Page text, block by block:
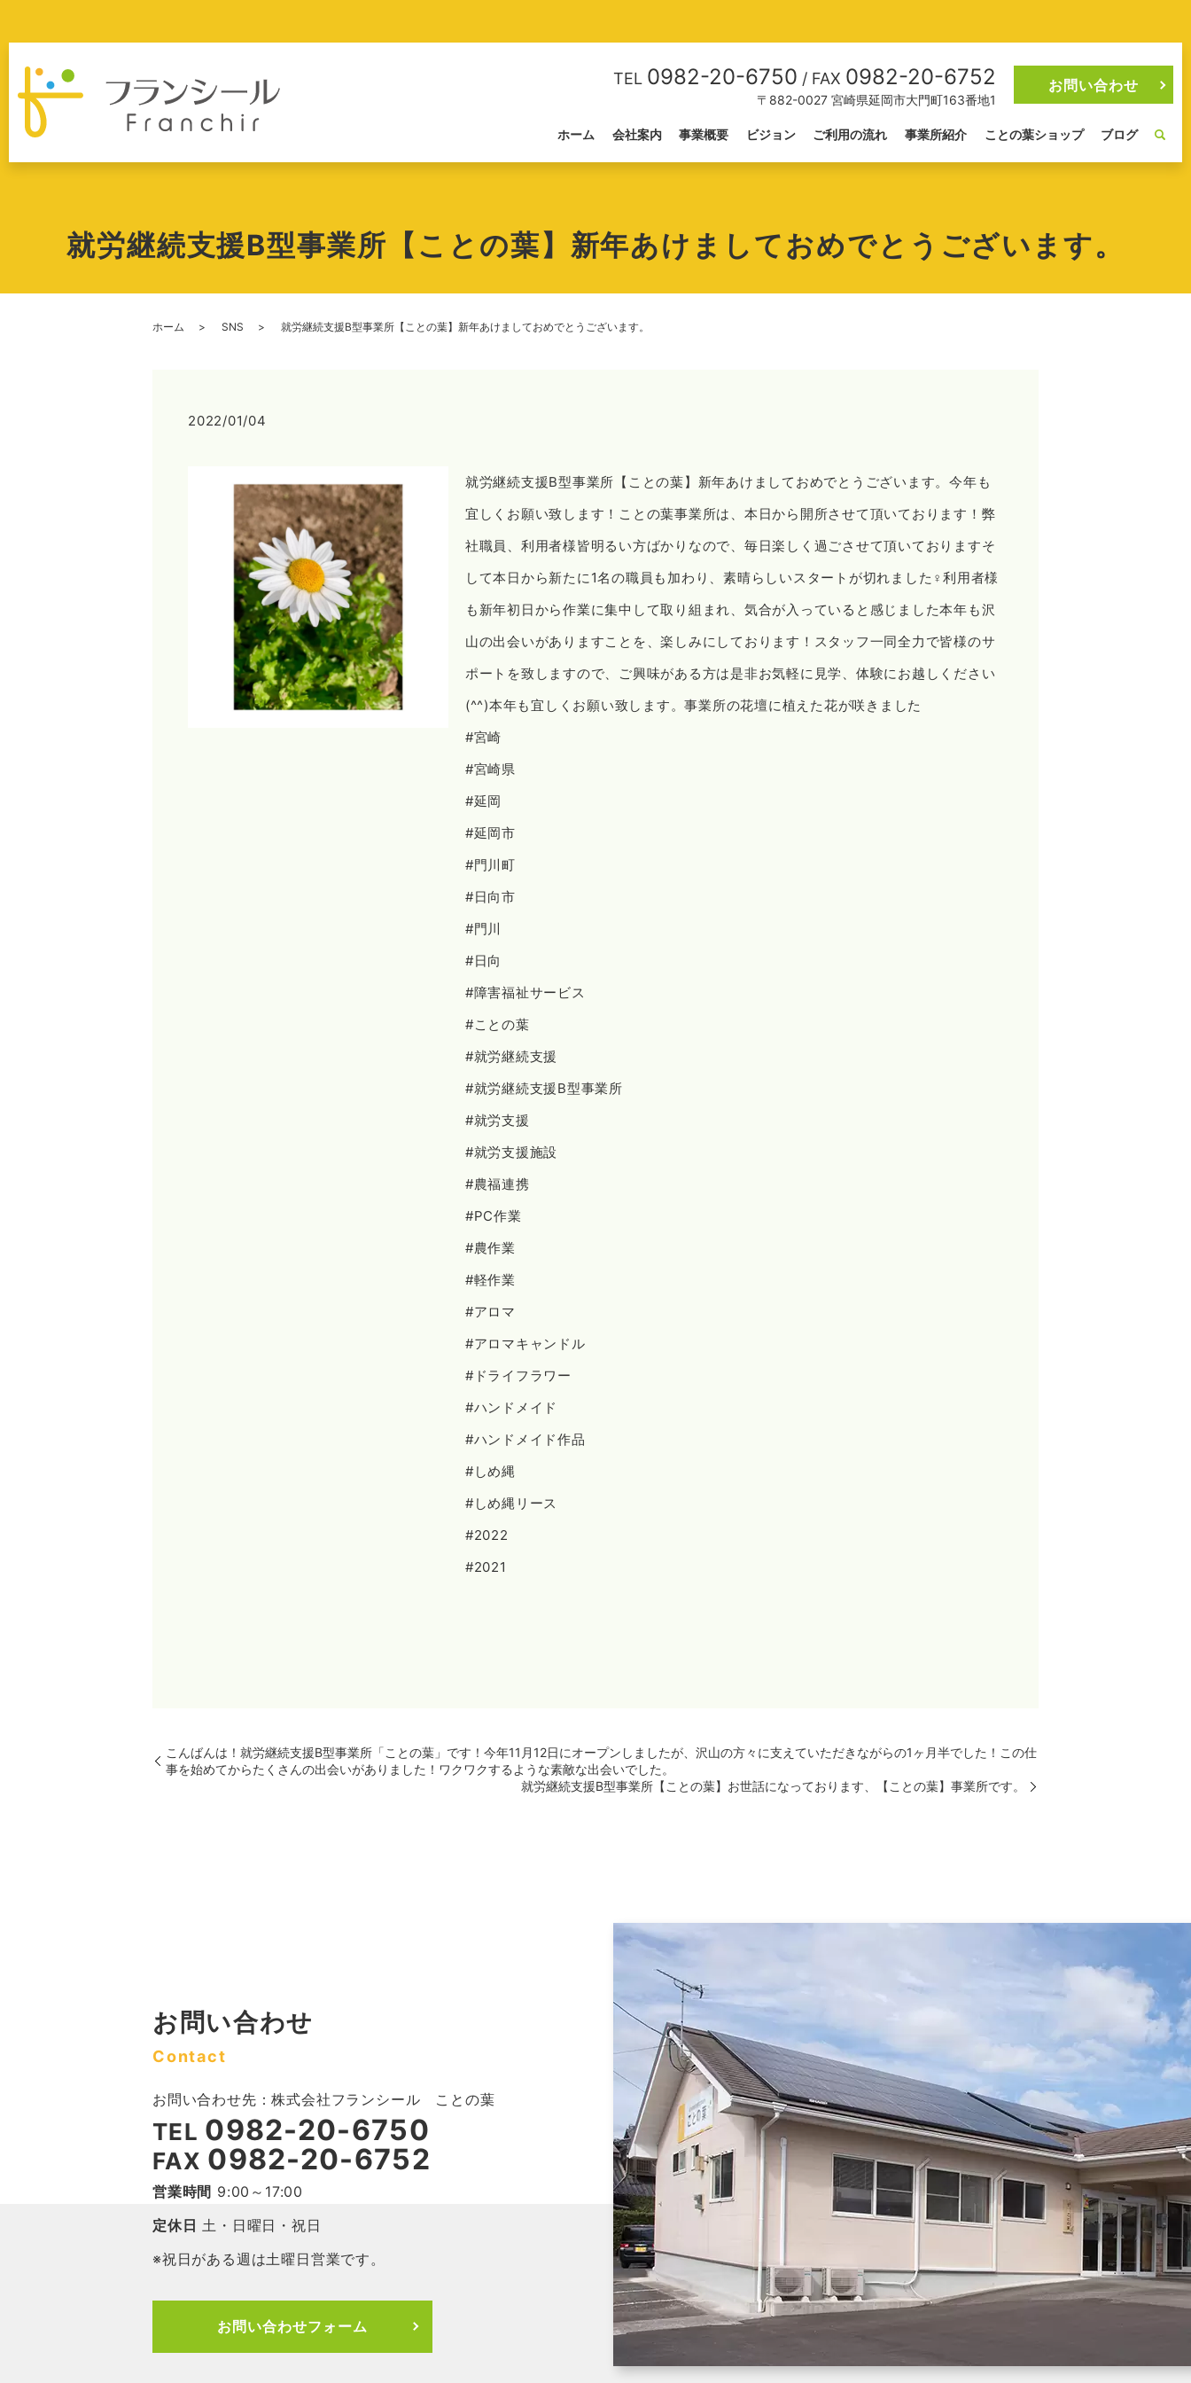
ホーム 会社案内 事業概要 ビジョン ご利用の流れ 事業所紹介 ことの葉ショップ ブログ
TEL 0982-20-6750 / FAX 0982-20-6752
〒882-0027 宮崎県延岡市大門町163番地1
お問い合わせ
就労継続支援B型事業所【ことの葉】新年あけましておめでとうございます。
ホーム SNS 就労継続支援B型事業所【ことの葉】新年あけましておめでとうございます。
2022/01/04
就労継続支援B型事業所【ことの葉】新年あけましておめでとうございます。今年も
宜しくお願い致します！ことの葉事業所は、本日から開所させて頂いております！弊
社職員、利用者様皆明るい方ばかりなので、毎日楽しく過ごさせて頂いておりますそ
して本日から新たに1名の職員も加わり、素晴らしいスタートが切れました‍♀️利用者様
も新年初日から作業に集中して取り組まれ、気合が入っていると感じました本年も沢
山の出会いがありますことを、楽しみにしております！スタッフ一同全力で皆様のサ
ポートを致しますので、ご興味がある方は是非お気軽に見学、体験にお越しください
(^^)本年も宜しくお願い致します。事業所の花壇に植えた花が咲きました
#宮崎
#宮崎県
#延岡
#延岡市
#門川町
#日向市
#門川
#日向
#障害福祉サービス
#ことの葉
#就労継続支援
#就労継続支援B型事業所
#就労支援
#就労支援施設
#農福連携
#PC作業
#農作業
#軽作業
#アロマ
#アロマキャンドル
#ドライフラワー
#ハンドメイド
#ハンドメイド作品
#しめ縄
#しめ縄リース
#2022
#2021
こんばんは！就労継続支援B型事業所「ことの葉」です！今年11月12日にオープンしましたが、沢山の方々に支えていただきながらの1ヶ月半でした！この仕
事を始めてからたくさんの出会いがありました！ワクワクするような素敵な出会いでした。
就労継続支援B型事業所【ことの葉】お世話になっております、【ことの葉】事業所です。
お問い合わせ
Contact
お問い合わせ先：株式会社フランシール ことの葉
TEL 0982-20-6750
FAX 0982-20-6752
営業時間 9:00～17:00
定休日 土・日曜日・祝日
※祝日がある週は土曜日営業です。
お問い合わせフォーム